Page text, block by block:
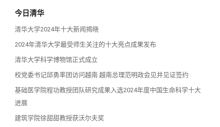
今日清华
清华大学2024年十大新闻揭晓
2024年清华大学最受师生关注的十大亮点成果发布
清华大学科学博物馆正式成立
校党委书记邱勇率团访问越南 越南总理范明政会见并见证签约
基础医学院程功教授团队研究成果入选2024年度中国生命科学十大
进展
建筑学院徐甜甜教授获沃尔夫奖